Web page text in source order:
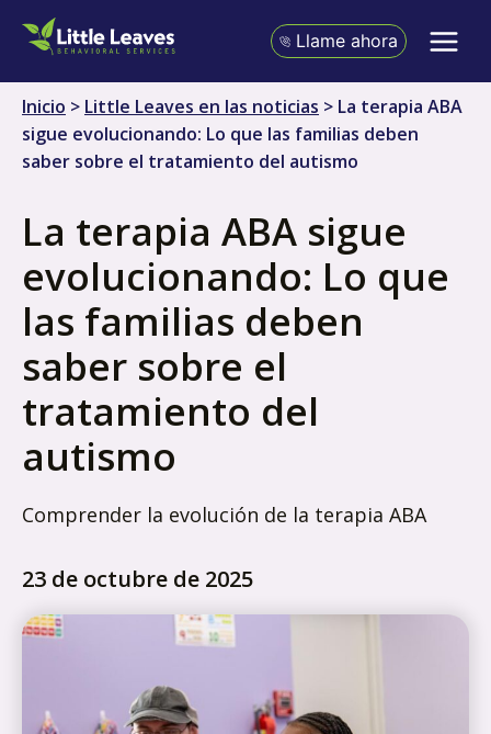
Llame ahora
Inicio > Little Leaves en las noticias > La terapia ABA
sigue evolucionando: Lo que las familias deben
saber sobre el tratamiento del autismo
La terapia ABA sigue
evolucionando: Lo que
las familias deben
saber sobre el
tratamiento del
autismo
Comprender la evolución de la terapia ABA
23 de octubre de 2025